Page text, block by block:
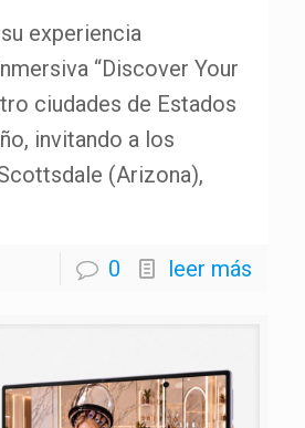
experiencia
“Discover Your
ciudades de Estados
invitando a los
(Arizona),
0 leer más